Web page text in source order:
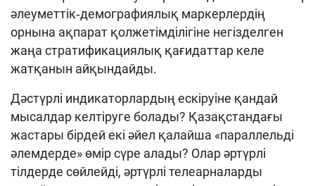
әлеуметтік‑демографиялық маркерлердің
орнына ақпарат қолжетімділігіне негізделген
жаңа стратификациялық қағидаттар келе
жатқанын айқындайды.
Дәстүрлі индикаторлардың ескіруіне қандай
мысалдар келтіруге болады? Қазақстандағы
жастары бірдей екі әйел қалайша «параллельді
әлемдерде» өмір сүре алады? Олар әртүрлі
тілдерде сөйлейді, әртүрлі телеарналарды